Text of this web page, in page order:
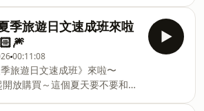
IG：⁠⁠https://x.gd/KVDFq⁠⁠🎧 互
平台『ActPod』：
lGDku🐇
： ⁠⁠https://x.gd/R9TYS⁠⁠🎥 yuma_YouTube：⁠⁠
package/
會下載看看 ActPod 吧 🥳🎧
✂︎ - - 🌻 夏季日文50
行（a）あ ア｜アイス
冰淇淋 🍨（i）い イ｜いか
魷魚 🦑（u）う ウ｜うみ
海 🌊（e）え エ｜えき
季旅遊日文速成班來啦
00:11:08
旅遊日文速成班》來啦〜
放購買～這個夏天要不要和